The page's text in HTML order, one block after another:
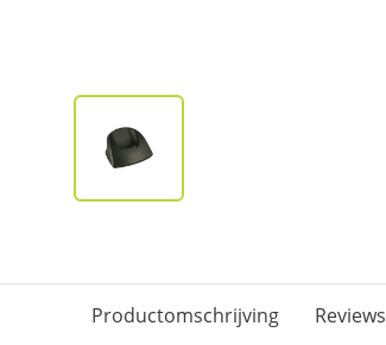
Productomschrijving Reviews